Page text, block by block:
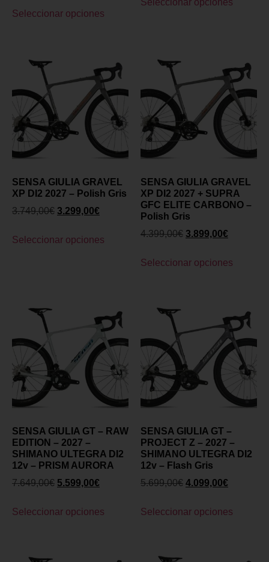
Seleccionar opciones
SENSA GIULIA GRAVEL
XP DI2 2027 – Polish Gris
3.749,00€ 3.299,00€
Seleccionar opciones
SENSA GIULIA GRAVEL
XP DI2 2027 + SUPRA
GFC ELITE CARBONO –
Polish Gris
4.399,00€ 3.899,00€
Seleccionar opciones
SENSA GIULIA GT – RAW
EDITION – 2027 –
SHIMANO ULTEGRA DI2
12v – PRISM AURORA
7.649,00€ 5.599,00€
Seleccionar opciones
SENSA GIULIA GT –
PROJECT Z – 2027 –
SHIMANO ULTEGRA DI2
12v – Flash Gris
5.699,00€ 4.099,00€
Seleccionar opciones